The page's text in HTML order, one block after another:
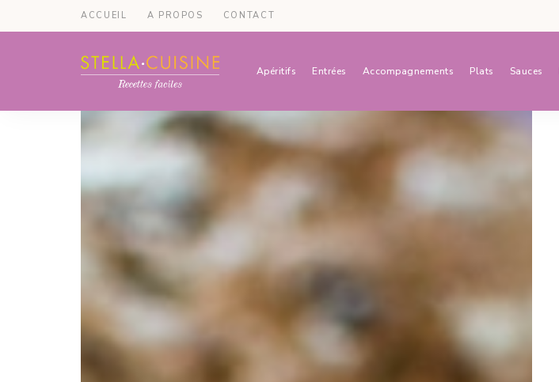
ACCUEIL A PROPOS CONTACT
Recettes
faciles,
rapides,
recettes
végétariennes
Recettes
Apéritifs Entrées Accompagnements Plats Sauces